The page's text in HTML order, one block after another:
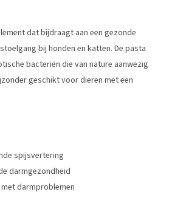
dat bijdraagt aan een gezonde
bij honden en katten. De pasta
bacteriën die van nature aanwezig
geschikt voor dieren met een
spijsvertering
darmgezondheid
darmproblemen